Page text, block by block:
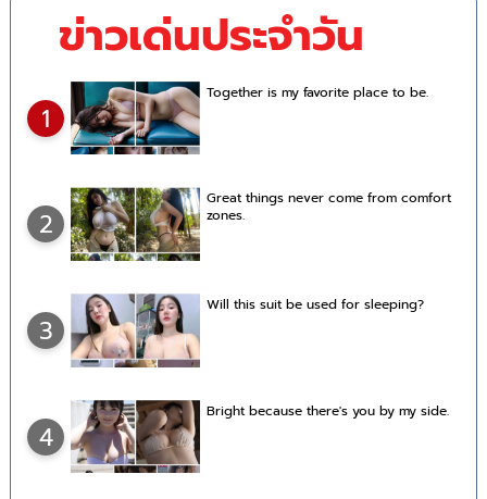
ข่าวเด่นประจำวัน
1
Together is my favorite place to be.
2
Great things never come from comfort
zones.
3
Will this suit be used for sleeping?
4
Bright because there's you by my side.